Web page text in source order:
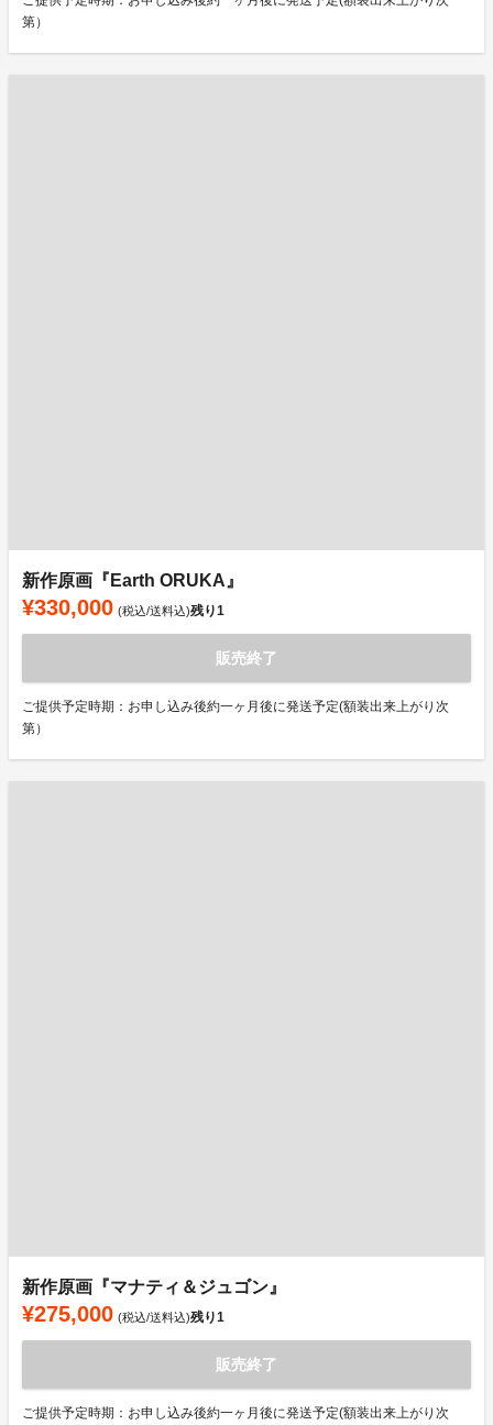
第）
新作原画『Earth ORUKA』
¥330,000 (税込/送料込)残り1
販売終了
ご提供予定時期：お申し込み後約一ヶ月後に発送予定(額装出来上がり次
第）
新作原画『マナティ＆ジュゴン』
¥275,000 (税込/送料込)残り1
販売終了
ご提供予定時期：お申し込み後約一ヶ月後に発送予定(額装出来上がり次